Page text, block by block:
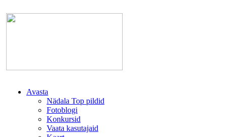
Avasta
Nädala Top pildid
Fotoblogi
Konkursid
Vaata kasutajaid